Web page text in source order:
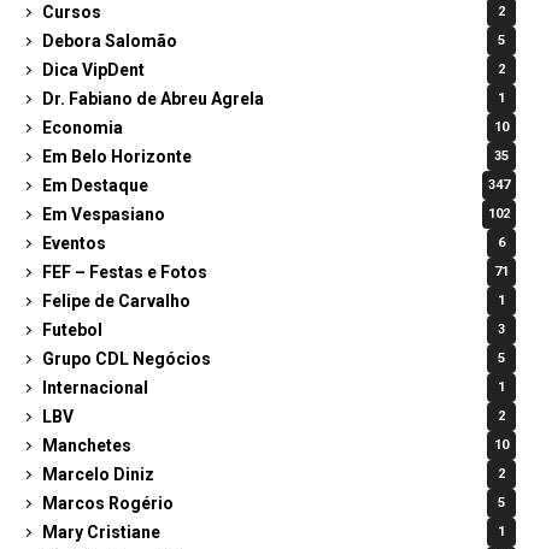
Cursos 2
Debora Salomão 5
Dica VipDent 2
Dr. Fabiano de Abreu Agrela 1
Economia 10
Em Belo Horizonte 35
Em Destaque 347
Em Vespasiano 102
Eventos 6
FEF – Festas e Fotos 71
Felipe de Carvalho 1
Futebol 3
Grupo CDL Negócios 5
Internacional 1
LBV 2
Manchetes 10
Marcelo Diniz 2
Marcos Rogério 5
Mary Cristiane 1